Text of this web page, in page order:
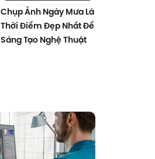
Chụp Ảnh Ngày Mưa Là
Thời Điểm Đẹp Nhất Để
Sáng Tạo Nghệ Thuật